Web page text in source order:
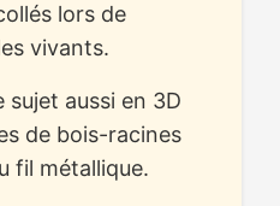
lors de
vivants.
sujet aussi en 3D
de bois-racines
fil métallique.